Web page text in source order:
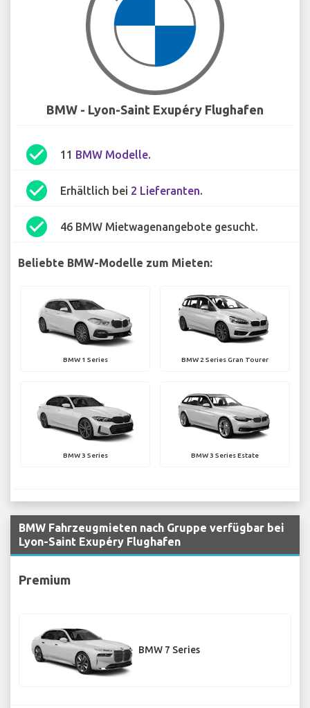
BMW - Lyon-Saint Exupéry Flughafen
check_circle 11 BMW Modelle.
check_circle Erhältlich bei 2 Lieferanten.
check_circle 46 BMW Mietwagenangebote gesucht.
Beliebte BMW-Modelle zum Mieten:
BMW 1 Series BMW 2 Series Gran Tourer
BMW 3 Series BMW 3 Series Estate
BMW Fahrzeugmieten nach Gruppe verfügbar bei
Lyon-Saint Exupéry Flughafen
Premium
BMW 7 Series